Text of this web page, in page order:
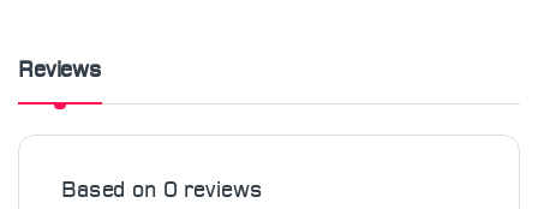
Reviews
Based on 0 reviews